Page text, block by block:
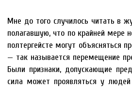
Мне до того случилось читать в
полагавшую, что по крайней мере
полтергейсте могут объясняться
— так называется перемещение
Были признаки, допускающие
сила может проявляться у